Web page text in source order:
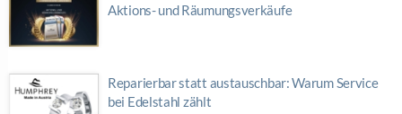
Aktions- und Räumungsverkäufe
Reparierbar statt austauschbar: Warum Service
bei Edelstahl zählt